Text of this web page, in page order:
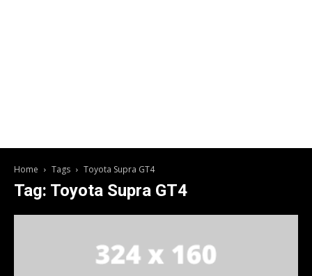
Home Tags Toyota Supra GT4
Tag: Toyota Supra GT4